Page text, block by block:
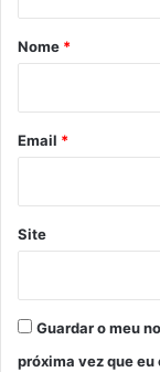
r
*
Nome *
Email *
Site
Guardar o meu
próxima vez que eu